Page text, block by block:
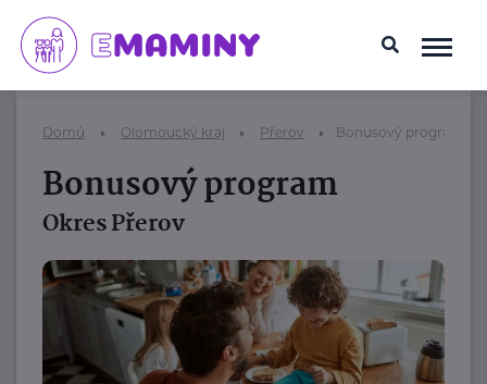
Domů Olomoucký kraj Přerov Bonusový program
Bonusový program
Okres Přerov